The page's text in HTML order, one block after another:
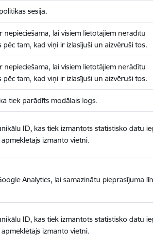
sesija.
nepieciešama, lai visiem lietotājiem nerādītu
pēc tam, kad viņi ir izlasījuši un aizvēruši tos.
nepieciešama, lai visiem lietotājiem nerādītu
pēc tam, kad viņi ir izlasījuši un aizvēruši tos.
tiek parādīts modālais logs.
ID, kas tiek izmantots statistisko datu
izmanto vietni.
Analytics, lai samazinātu pieprasījuma
ID, kas tiek izmantots statistisko datu
izmanto vietni.